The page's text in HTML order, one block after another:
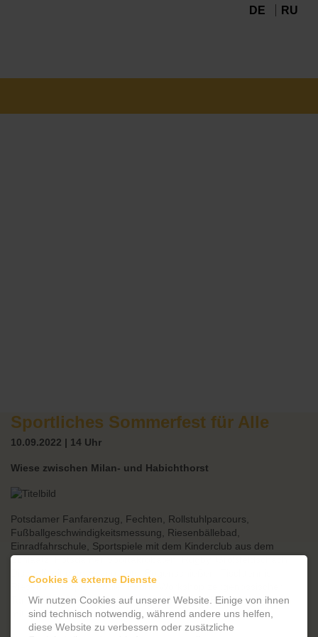
DE RU
Sportliches Sommerfest für Alle
10.09.2022 | 14 Uhr
Wiese zwischen Milan- und Habichthorst
Potsdamer Fanfarenzug, Fechten, Rollstuhlparcours,
Fußballgeschwindigkeitsmessung, Riesenbällebad,
Einradfahrschule, Sportspiele mit dem Kinderclub aus dem
Schlaatz, Potsdamer Sportakrobaten, Rugby, Großfeldschach,
Riesenmühlespiel, Boule, Fabrik-Workshop zeitgenössischer
Tanz, Mitmach- und Infostand von Chill Out, Bühnenprogramm
mit Livemusik!
Cookies & externe Dienste
Wir nutzen Cookies auf unserer Website. Einige von ihnen
sind technisch notwendig, während andere uns helfen,
diese Website zu verbessern oder zusätzliche